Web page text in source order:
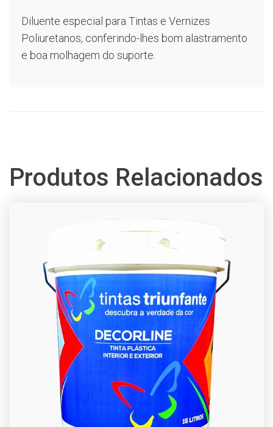
Diluente especial para Tintas e Vernizes
Poliuretanos, conferindo-lhes bom alastramento
e boa molhagem do suporte.
Produtos Relacionados